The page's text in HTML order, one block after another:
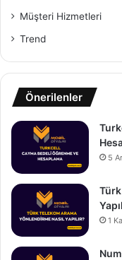
Müşteri Hizmetleri
Trend
Önerilenler
5
1